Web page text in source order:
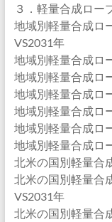
３．軽量合成ロー
地域別軽量合成ロ
VS2031年
地域別軽量合成ロ
地域別軽量合成ロ
地域別軽量合成ロ
地域別軽量合成ロ
地域別軽量合成ロ
地域別軽量合成ロ
北米の国別軽量合
北米の国別軽量合
VS2031年
北米の国別軽量合